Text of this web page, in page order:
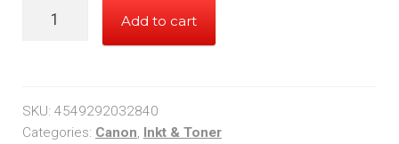
Add to cart
SKU: 4549292032840
Categories: Canon, Inkt & Toner